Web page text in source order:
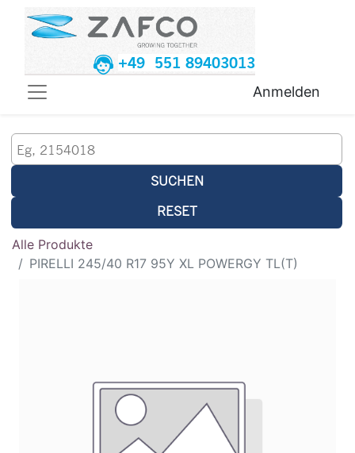
+49 551 89403013
Anmelden
SUCHEN
RESET
Alle Produkte
PIRELLI 245/40 R17 95Y XL POWERGY TL(T)